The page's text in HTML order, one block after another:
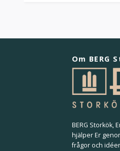
Om BERG
BERG Storkök,
hjälper Er
frågor och